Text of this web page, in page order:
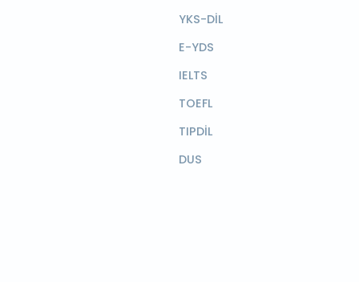
YKS-DİL
E-YDS
IELTS
TOEFL
TIPDİL
DUS